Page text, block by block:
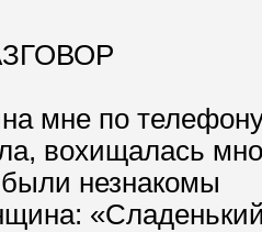
мне по
вохищалась
незнакомы